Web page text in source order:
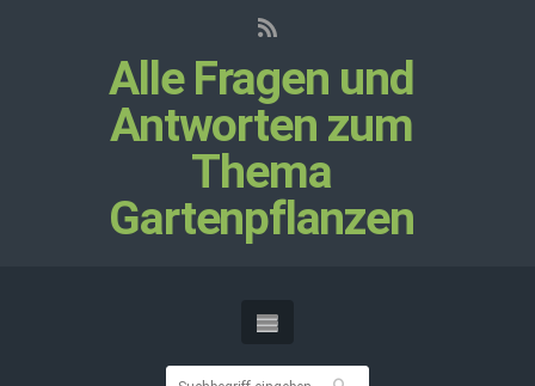
Alle Fragen und
Antworten zum
Thema
Gartenpflanzen